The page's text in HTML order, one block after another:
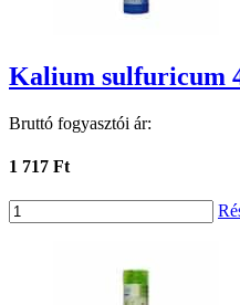
Kalium sulfuricum
Bruttó fogyasztói ár:
1 717 Ft